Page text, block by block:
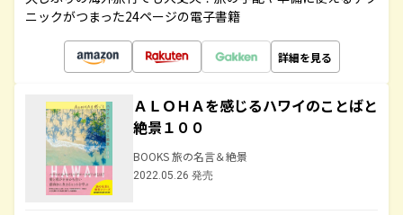
ニックがつまった24ページの電子書籍
詳細を見る
ＡＬＯＨＡを感じるハワイのことばと
絶景１００
BOOKS 旅の名言＆絶景
2022.05.26 発売